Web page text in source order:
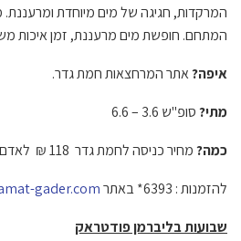
המרקדות, חגיגה של מים מיוחדת ומרעננת.
המתחם. חופשת מים מרעננת, זמן איכות
איפה?אתר המרחצאות חמת גדר.
מתי?סופ"ש 3.6 – 6.6
כמה?מחיר כניסה לחמת גדר 118 ₪ לאדם בסופ"ש/ חג . מבצעים באתר הבית
להזמנות : 6393* באתר
gader.com
שבועות בליברמן פודטראק